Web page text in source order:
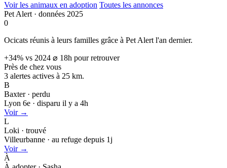
Voir les animaux en adoption Toutes les annonces
Pet Alert · données 2025
0
Ocicats réunis à leurs familles grâce à Pet Alert l'an dernier.
+34% vs 2024 ⌀ 18h pour retrouver
Près de chez vous
3 alertes actives à 25 km.
B
Baxter · perdu
Lyon 6e · disparu il y a 4h
Voir →
L
Loki · trouvé
Villeurbanne · au refuge depuis 1j
Voir →
À